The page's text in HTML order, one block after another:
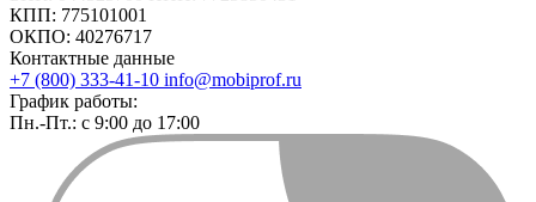
КПП: 775101001
ОКПО: 40276717
Контактные данные
+7 (800) 333-41-10 info@mobiprof.ru
График работы:
Пн.-Пт.: с 9:00 до 17:00